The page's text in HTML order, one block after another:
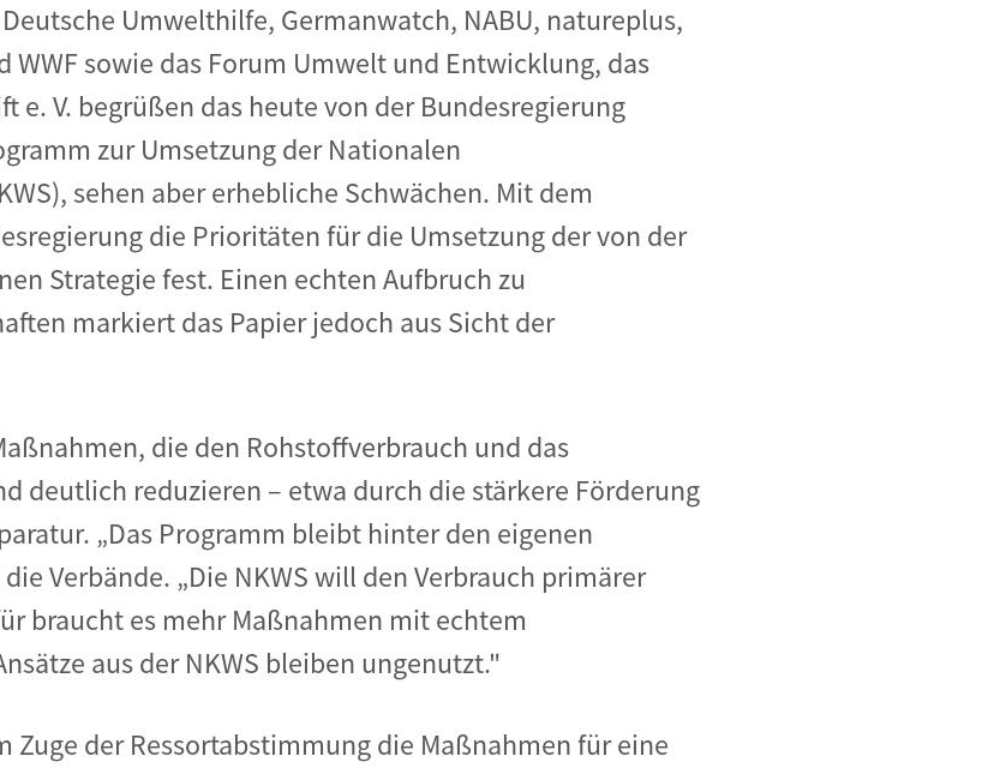
Umwelthilfe, Germanwatch, NABU, natureplus,
WWF sowie das Forum Umwelt und Entwicklung, das
e. V. begrüßen das heute von der Bundesregierung
zur Umsetzung der Nationalen
sehen aber erhebliche Schwächen. Mit dem
die Prioritäten für die Umsetzung der von der
Strategie fest. Einen echten Aufbruch zu
markiert das Papier jedoch aus Sicht der
die den Rohstoffverbrauch und das
deutlich reduzieren – etwa durch die stärkere Förderung
„Das Programm bleibt hinter den eigenen
Verbände. „Die NKWS will den Verbrauch primärer
braucht es mehr Maßnahmen mit echtem
aus der NKWS bleiben ungenutzt."
Zuge der Ressortabstimmung die Maßnahmen für eine